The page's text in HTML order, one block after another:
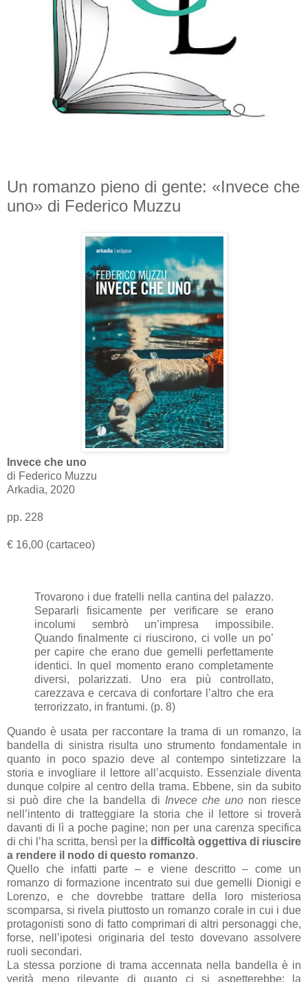
Un romanzo pieno di gente: «Invece che
uno» di Federico Muzzu
Invece che uno
di Federico Muzzu
Arkadia, 2020
pp. 228
€ 16,00 (cartaceo)
Trovarono i due fratelli nella cantina del palazzo.
Separarli fisicamente per verificare se erano
incolumi sembrò un’impresa impossibile.
Quando finalmente ci riuscirono, ci volle un po’
per capire che erano due gemelli perfettamente
identici. In quel momento erano completamente
diversi, polarizzati. Uno era più controllato,
carezzava e cercava di confortare l’altro che era
terrorizzato, in frantumi. (p. 8)
Quando è usata per raccontare la trama di un romanzo, la
bandella di sinistra risulta uno strumento fondamentale in
quanto in poco spazio deve al contempo sintetizzare la
storia e invogliare il lettore all’acquisto. Essenziale diventa
dunque colpire al centro della trama. Ebbene, sin da subito
si può dire che la bandella di Invece che unonon riesce
nell’intento di tratteggiare la storia che il lettore si troverà
davanti di lì a poche pagine; non per una carenza specifica
di chi l’ha scritta, bensì per la difficoltà oggettiva di riuscire
a rendere il nodo di questo romanzo.
Quello che infatti parte – e viene descritto – come un
romanzo di formazione incentrato sui due gemelli Dionigi e
Lorenzo, e che dovrebbe trattare della loro misteriosa
scomparsa, si rivela piuttosto un romanzo corale in cui i due
protagonisti sono di fatto comprimari di altri personaggi che,
forse, nell’ipotesi originaria del testo dovevano assolvere
ruoli secondari.
La stessa porzione di trama accennata nella bandella è in
verità meno rilevante di quanto ci si aspetterebbe: la